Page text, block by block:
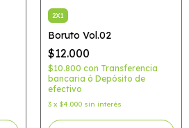
2X1
Boruto Vol.02
$12.000
$10.800 con Transferencia
bancaria ó Depósito de
efectivo
3 x $4.000 sin interés